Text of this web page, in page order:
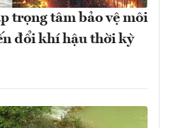
trọng tâm bảo vệ môi
đổi khí hậu thời kỳ